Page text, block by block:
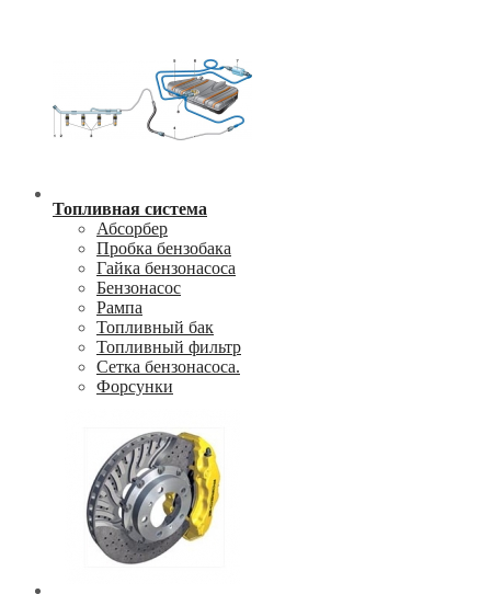
Топливная система
Абсорбер
Пробка бензобака
Гайка бензонасоса
Бензонасос
Рампа
Топливный бак
Топливный фильтр
Сетка бензонасоса.
Форсунки